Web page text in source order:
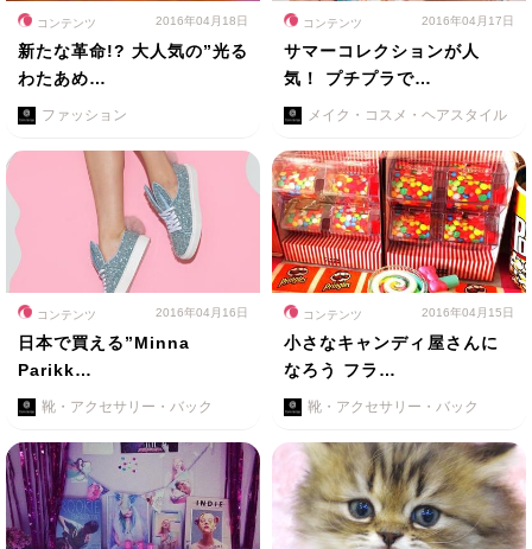
コンテンツ 2016年04月18日
新たな革命!? 大人気の”光る
わたあめ…
ファッション
コンテンツ 2016年04月17日
サマーコレクションが人
気！ プチプラで…
メイク・コスメ・ヘアスタイル
コンテンツ 2016年04月16日
日本で買える”Minna
Parikk…
靴・アクセサリー・バック
コンテンツ 2016年04月15日
小さなキャンディ屋さんに
なろう フラ…
靴・アクセサリー・バック